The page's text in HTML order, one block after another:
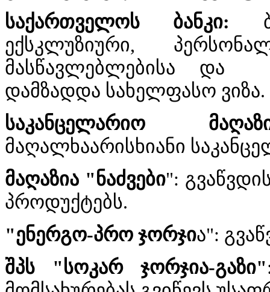
საქართველოს ბანკი:
ექსკლუზიური,
მასწავლებლებისა და
დამზადდა სახელფასო ვიზა.
საკანცელარიო
მაღალხაარისხიანი
მაღაზია "ნაძვები":
პროდუქტებს.
"ენერგო-პრო ჯორჯი ა":
შპს "სოკარ ჯორჯია-გაზი"
მომსახურებას გვიწევს